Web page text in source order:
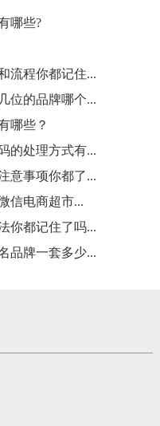
哪些?
流程你都记住...
位的品牌哪个...
哪些？
的处理方式有...
意事项你都了...
信电商超市...
你都记住了吗...
品牌一套多少...